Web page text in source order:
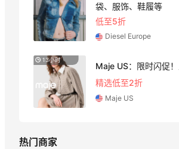
袋、服饰、鞋履等
低至5折
Diesel Europe
13小时
Maje US：限时闪促
精选低至2折
Maje US
热门商家